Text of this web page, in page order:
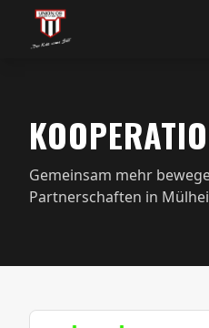
Gemeinsam mehr
Partnerschaften in